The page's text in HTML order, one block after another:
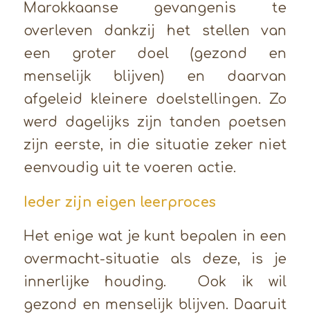
Marokkaanse gevangenis te
overleven dankzij het stellen van
een groter doel (gezond en
menselijk blijven) en daarvan
afgeleid kleinere doelstellingen. Zo
werd dagelijks zijn tanden poetsen
zijn eerste, in die situatie zeker niet
eenvoudig uit te voeren actie.
Ieder zijn eigen leerproces
Het enige wat je kunt bepalen in een
overmacht-situatie als deze, is je
innerlijke houding. Ook ik wil
gezond en menselijk blijven. Daaruit